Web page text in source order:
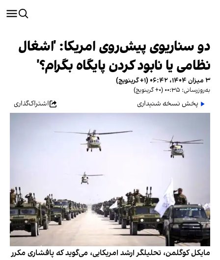
دو سناریوی پیش‌روی امریکا: 'اشغال
نظامی یا نابود کردن پایگاه بگرام؟'
۳ میزان ۱۴۰۴، ۰۶:۴۲ (‎+۱ گرینویچ)
به‌روزرسانی: ۰۰:۳۵ (‎+۰ گرینویچ)
پخش نسخه شنیداری اشتراک‌گذاری
مایکل کوگلمن، تحلیلگر ارشد امریکایی، می‌گوید که پافشاری مکرر